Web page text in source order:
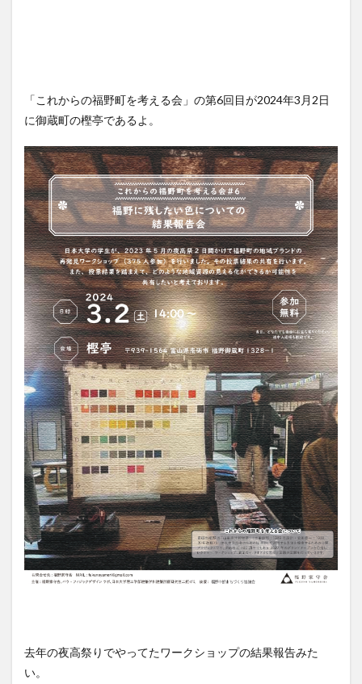
「これからの福野町を考える会」の第6回目が2024年3月2日
に御蔵町の樫亭であるよ。
去年の夜高祭りでやってたワークショップの結果報告みた
い。